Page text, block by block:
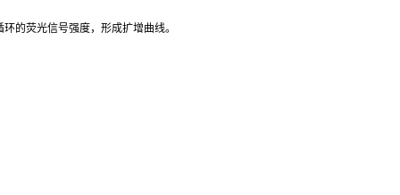
的荧光信号强度，形成扩增曲线。